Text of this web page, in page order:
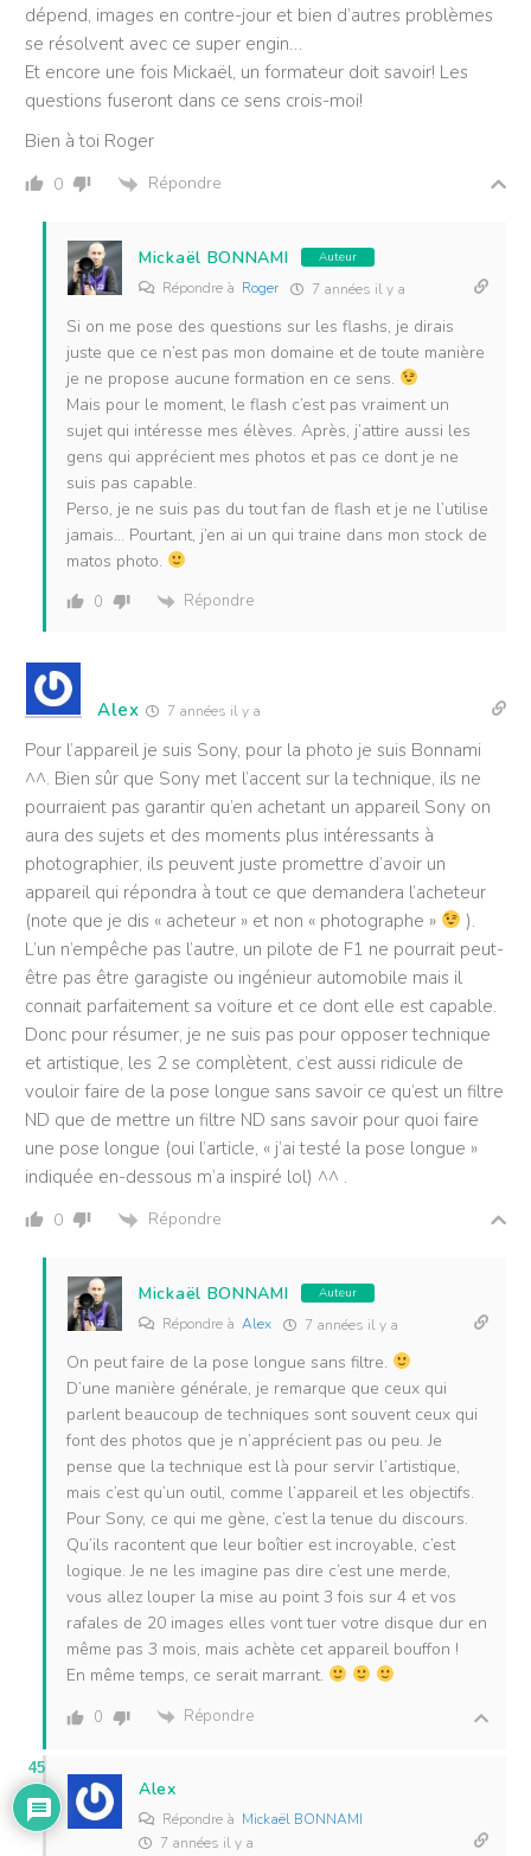
dépend, images en contre-jour et bien d’autres problèmes
se résolvent avec ce super engin…
Et encore une fois Mickaël, un formateur doit savoir! Les
questions fuseront dans ce sens crois-moi!
Bien à toi Roger
0 Répondre
Mickaël BONNAMI Auteur
Répondre à Roger 7 années il y a
Si on me pose des questions sur les flashs, je dirais
juste que ce n’est pas mon domaine et de toute manière
je ne propose aucune formation en ce sens.
Mais pour le moment, le flash c’est pas vraiment un
sujet qui intéresse mes élèves. Après, j’attire aussi les
gens qui apprécient mes photos et pas ce dont je ne
suis pas capable.
Perso, je ne suis pas du tout fan de flash et je ne l’utilise
jamais… Pourtant, j’en ai un qui traine dans mon stock de
matos photo.
0 Répondre
Alex 7 années il y a
Pour l’appareil je suis Sony, pour la photo je suis Bonnami
^^. Bien sûr que Sony met l’accent sur la technique, ils ne
pourraient pas garantir qu’en achetant un appareil Sony on
aura des sujets et des moments plus intéressants à
photographier, ils peuvent juste promettre d’avoir un
appareil qui répondra à tout ce que demandera l’acheteur
(note que je dis « acheteur » et non « photographe »
).
L’un n’empêche pas l’autre, un pilote de F1 ne pourrait peut-
être pas être garagiste ou ingénieur automobile mais il
connait parfaitement sa voiture et ce dont elle est capable.
Donc pour résumer, je ne suis pas pour opposer technique
et artistique, les 2 se complètent, c’est aussi ridicule de
vouloir faire de la pose longue sans savoir ce qu’est un filtre
ND que de mettre un filtre ND sans savoir pour quoi faire
une pose longue (oui l’article, « j’ai testé la pose longue »
indiquée en-dessous m’a inspiré lol) ^^ .
0 Répondre
Mickaël BONNAMI Auteur
Répondre à Alex 7 années il y a
On peut faire de la pose longue sans filtre.
D’une manière générale, je remarque que ceux qui
parlent beaucoup de techniques sont souvent ceux qui
font des photos que je n’apprécient pas ou peu. Je
pense que la technique est là pour servir l’artistique,
mais c’est qu’un outil, comme l’appareil et les objectifs.
Pour Sony, ce qui me gène, c’est la tenue du discours.
Qu’ils racontent que leur boîtier est incroyable, c’est
logique. Je ne les imagine pas dire c’est une merde,
vous allez louper la mise au point 3 fois sur 4 et vos
rafales de 20 images elles vont tuer votre disque dur en
même pas 3 mois, mais achète cet appareil bouffon !
En même temps, ce serait marrant.
0 Répondre
Alex
Répondre à Mickaël BONNAMI
7 années il y a
45